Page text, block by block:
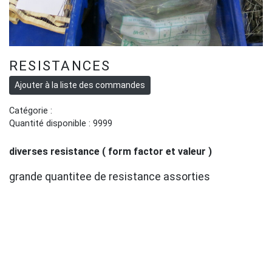
RESISTANCES
Catégorie :
Quantité disponible : 9999
diverses resistance ( form factor et valeur )
grande quantitee de resistance assorties